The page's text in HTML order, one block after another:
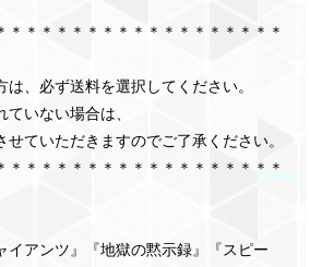
＊＊＊＊＊＊＊＊＊＊＊＊＊＊＊＊＊＊
、必ず送料を選択してください。
いない場合は、
ていただきますのでご了承ください。
＊＊＊＊＊＊＊＊＊＊＊＊＊＊＊＊＊＊
イアンツ』『地獄の黙示録』『スピー